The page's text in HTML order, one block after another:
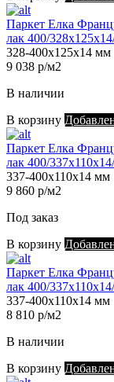
Паркет Елка
лак 400/
328-400х125х14 мм
9 038 р/м2
В наличии
В корзину
Паркет Елка
лак 400/
337-400х110х14 мм
9 860 р/м2
Под заказ
В корзину
Паркет Елка
лак 400/
337-400х110х14 мм
8 810 р/м2
В наличии
В корзину